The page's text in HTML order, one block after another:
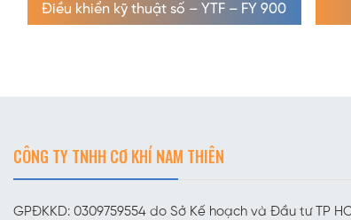
Điều khiển kỹ thuật số – YTF – FY 900
CÔNG TY TNHH CƠ KHÍ NAM THIÊN
GPĐKKD: 0309759554 do Sở Kế hoạch và Đầu tư TP